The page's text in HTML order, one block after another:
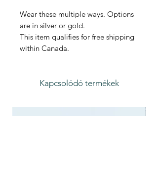
Wear these multiple ways. Options
are in silver or gold.
This item qualifies for free shipping
within Canada.
Kapcsolódó termékek